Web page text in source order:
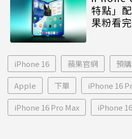
特點」
果粉看
iPhone 16 蘋果官網 預購
Apple 下單 iPhone 16
iPhone 16 Pro Max iPhone